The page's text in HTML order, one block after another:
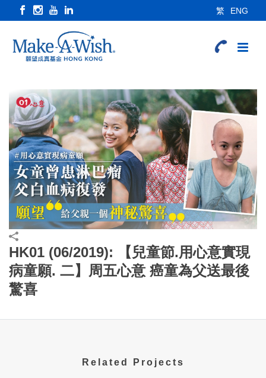
繁 ENG
HK01 (06/2019): 【兒童節.用心意實現
病童願. 二】周五心意 癌童為父送最後
驚喜
Related Projects